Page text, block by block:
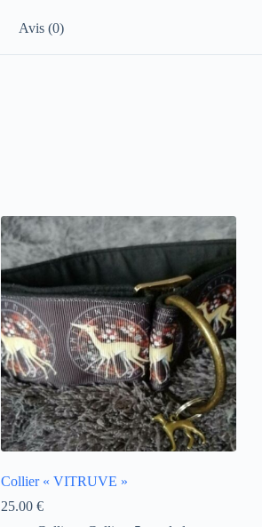
Avis (0)
Collier « VITRUVE »
25.00 €